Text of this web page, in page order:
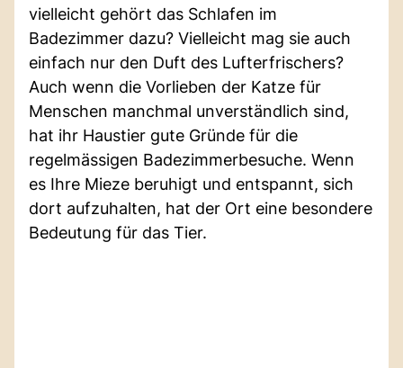
vielleicht gehört das Schlafen im
Badezimmer dazu? Vielleicht mag sie auch
einfach nur den Duft des Lufterfrischers?
Auch wenn die Vorlieben der Katze für
Menschen manchmal unverständlich sind,
hat ihr Haustier gute Gründe für die
regelmässigen Badezimmerbesuche. Wenn
es Ihre Mieze beruhigt und entspannt, sich
dort aufzuhalten, hat der Ort eine besondere
Bedeutung für das Tier.